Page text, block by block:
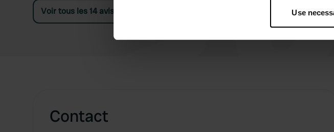
Find out more about how your personal data is
Use
Voir tous les 14 avis
Contact